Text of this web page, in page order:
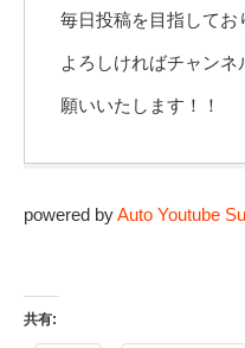
毎日投稿を目指してお
よろしければチャン
願いいたします！！
powered byAuto Youtube
共有: